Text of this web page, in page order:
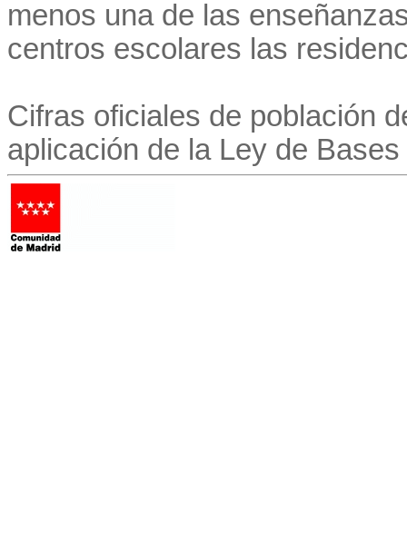
menos una de las
centros escolares las
Cifras oficiales de población
aplicación de la Ley de